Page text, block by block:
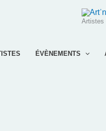
Artistes
ÉVÈNEMENTS